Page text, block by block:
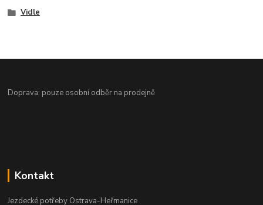
Vidle
Doprava: pouze osobní odběr na prodejně
Kontakt
Jezdecké potřeby Ostrava-Heřmanice